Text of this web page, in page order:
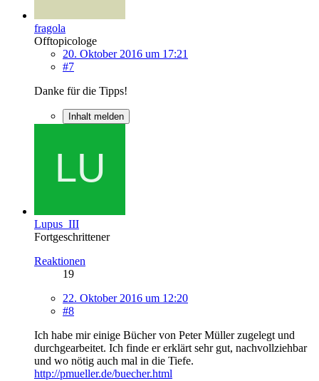
fragola
Offtopicologe
20. Oktober 2016 um 17:21
#7
Danke für die Tipps!
Inhalt melden
Lupus_III
Fortgeschrittener
Reaktionen
19
22. Oktober 2016 um 12:20
#8
Ich habe mir einige Bücher von Peter Müller zugelegt und
durchgearbeitet. Ich finde er erklärt sehr gut, nachvollziehbar
und wo nötig auch mal in die Tiefe.
http://pmueller.de/buecher.html